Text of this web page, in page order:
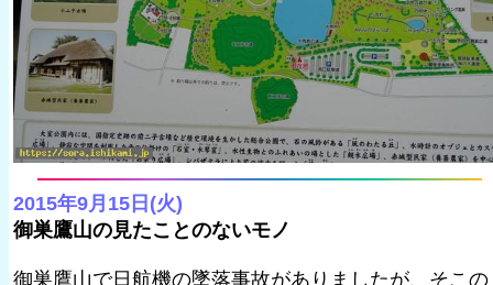
2015年9月15日(火)
御巣鷹山の見たことのないモノ
御巣鷹山で日航機の墜落事故がありましたが、そこの